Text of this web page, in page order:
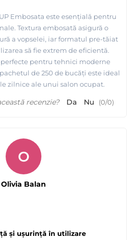
Embosata este esențială pentru
Textura embosată asigură o
a vopselei, iar formatul pre-tăiat
să fie extrem de eficientă.
pentru tehnici moderne
de 250 de bucăți este ideal
zilnice ale unui salon ocupat.
recenzie? Da Nu (0/0)
și ușurință în utilizare
O
Olivia Balan